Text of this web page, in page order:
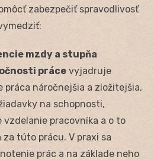
zabezpečiť spravodlivosť
mzdy a stupňa
práce vyjadruje
práca náročnejšia a zložitejšia,
na schopnosti,
vzdelanie pracovníka a o to
za túto prácu. V praxi sa
prác a na základe neho